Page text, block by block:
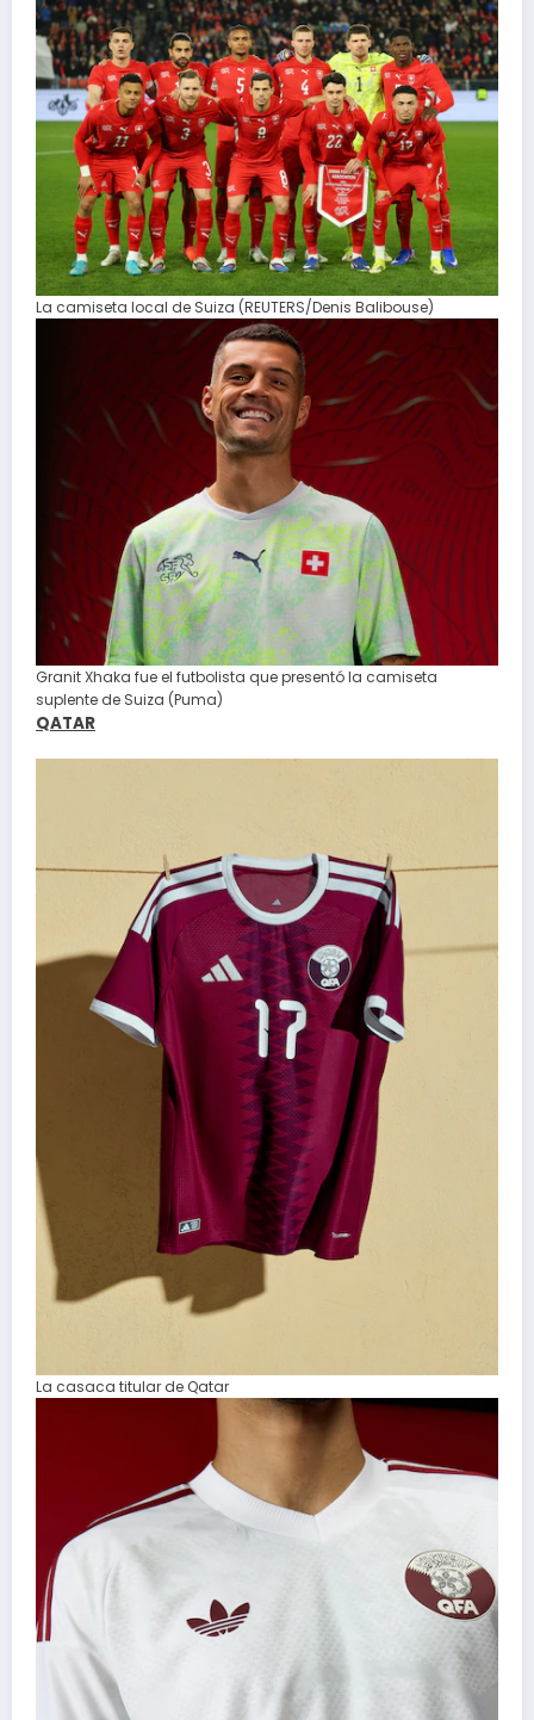
La camiseta local de Suiza (REUTERS/Denis Balibouse)
Granit Xhaka fue el futbolista que presentó la camiseta
suplente de Suiza (Puma)
QATAR
La casaca titular de Qatar